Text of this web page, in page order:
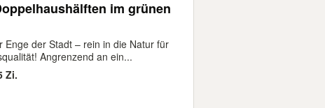
im grünen
Enge der Stadt – rein in die Natur für
Angrenzend an ein...
Zi.